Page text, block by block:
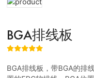
BGA排线板
BGA排线板，带BGA的排